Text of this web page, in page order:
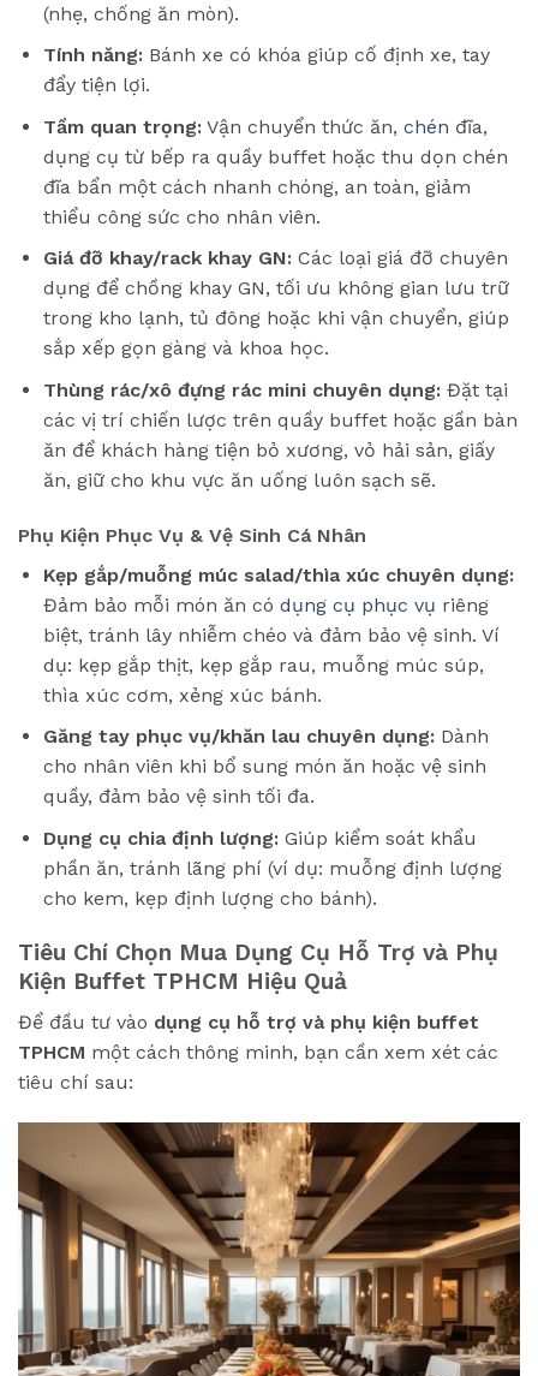
(nhẹ, chống ăn mòn).
Tính năng:Bánh xe có khóa giúp cố định xe, tay
đẩy tiện lợi.
Tầm quan trọng:Vận chuyển thức ăn, chén đĩa,
dụng cụ từ bếp ra quầy buffet hoặc thu dọn chén
đĩa bẩn một cách nhanh chóng, an toàn, giảm
thiểu công sức cho nhân viên.
Giá đỡ khay/rack khay GN:Các loại giá đỡ chuyên
dụng để chồng khay GN, tối ưu không gian lưu trữ
trong kho lạnh, tủ đông hoặc khi vận chuyển, giúp
sắp xếp gọn gàng và khoa học.
Thùng rác/xô đựng rác mini chuyên dụng:Đặt tại
các vị trí chiến lược trên quầy buffet hoặc gần bàn
ăn để khách hàng tiện bỏ xương, vỏ hải sản, giấy
ăn, giữ cho khu vực ăn uống luôn sạch sẽ.
Phụ Kiện Phục Vụ & Vệ Sinh Cá Nhân
Kẹp gắp/muỗng múc salad/thìa xúc chuyên dụng:
Đảm bảo mỗi món ăn có dụng cụ phục vụ riêng
biệt, tránh lây nhiễm chéo và đảm bảo vệ sinh. Ví
dụ: kẹp gắp thịt, kẹp gắp rau, muỗng múc súp,
thìa xúc cơm, xẻng xúc bánh.
Găng tay phục vụ/khăn lau chuyên dụng:Dành
cho nhân viên khi bổ sung món ăn hoặc vệ sinh
quầy, đảm bảo vệ sinh tối đa.
Dụng cụ chia định lượng:Giúp kiểm soát khẩu
phần ăn, tránh lãng phí (ví dụ: muỗng định lượng
cho kem, kẹp định lượng cho bánh).
Tiêu Chí Chọn Mua Dụng Cụ Hỗ Trợ và Phụ
Kiện Buffet TPHCM Hiệu Quả
Để đầu tư vào dụng cụ hỗ trợ và phụ kiện buffet
TPHCM một cách thông minh, bạn cần xem xét các
tiêu chí sau: